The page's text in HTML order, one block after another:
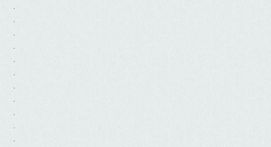
.
.
.
.
.
.
.
.
.
.
.